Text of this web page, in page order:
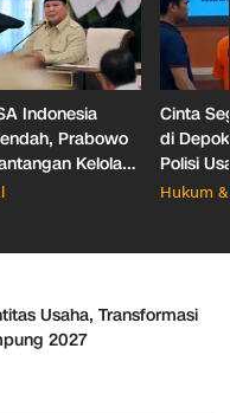
Indonesia
Prabowo
Kelola
Sekolah
Cinta
di
Polisi
Pacar
Hukum
Usaha, Transformasi
2027